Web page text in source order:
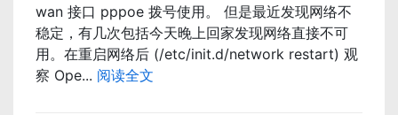
wan 接口 pppoe 拨号使用。 但是最近发现网络不
稳定，有几次包括今天晚上回家发现网络直接不可
用。在重启网络后 (/etc/init.d/network restart) 观
察 Ope... 阅读全文